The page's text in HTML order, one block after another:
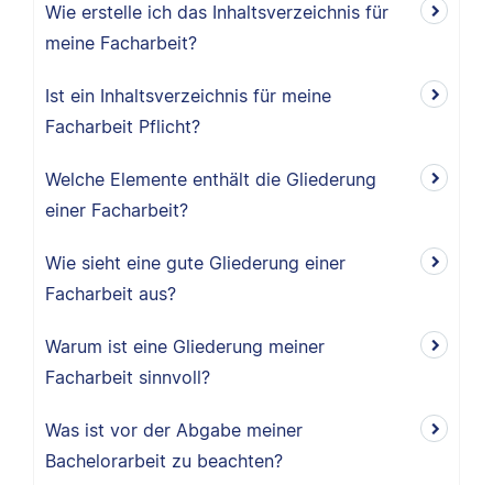
Wie erstelle ich das Inhaltsverzeichnis für
meine Facharbeit?
Ist ein Inhaltsverzeichnis für meine
Facharbeit Pflicht?
Welche Elemente enthält die Gliederung
einer Facharbeit?
Wie sieht eine gute Gliederung einer
Facharbeit aus?
Warum ist eine Gliederung meiner
Facharbeit sinnvoll?
Was ist vor der Abgabe meiner
Bachelorarbeit zu beachten?